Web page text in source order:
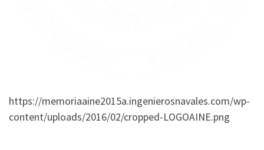
https://memoriaaine2015a.ingenierosnavales.com/wp-
content/uploads/2016/02/cropped-LOGOAINE.png